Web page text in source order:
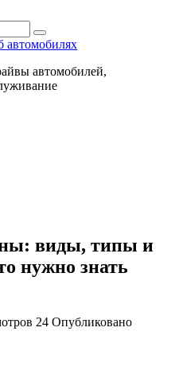
автомобилях
автомобилей,
виды, типы и
нужно знать
24 Опубликовано